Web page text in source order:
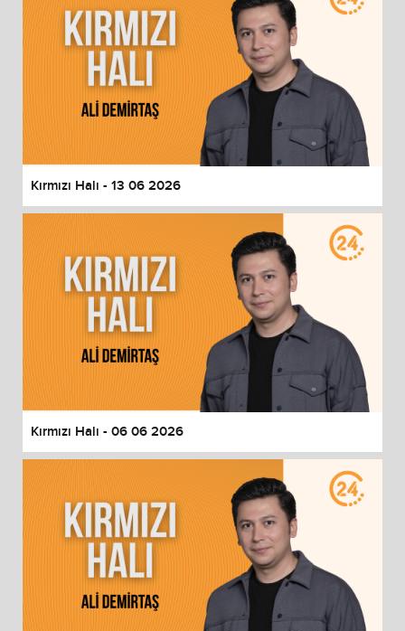
Kırmızı Halı - 13 06 2026
Kırmızı Halı - 06 06 2026